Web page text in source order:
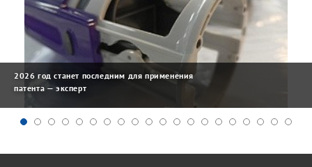
2026 год станет последним для применения
патента — эксперт